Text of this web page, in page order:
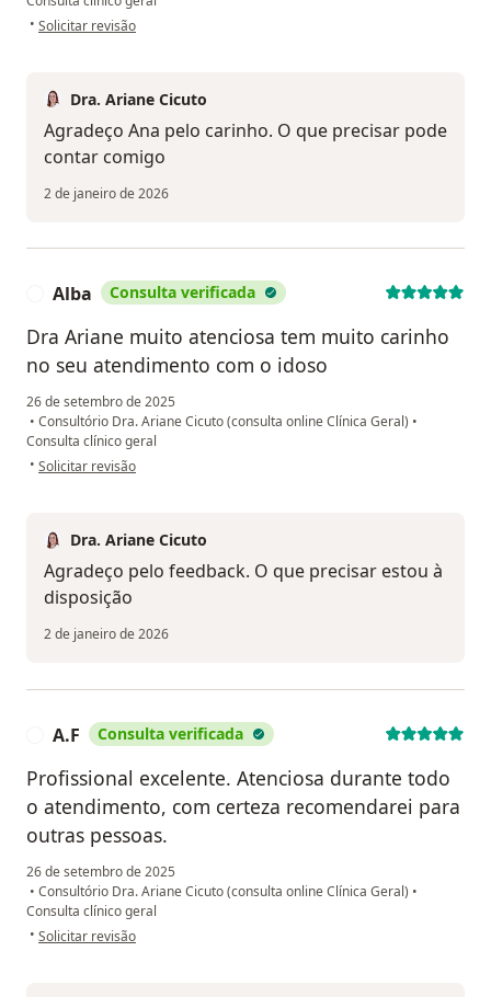
• na opinião do utilizador Ana Maria Dias de Souza Marconi
Solicitar revisão
Dra. Ariane Cicuto
Agradeço Ana pelo carinho. O que precisar pode
contar comigo
2 de janeiro de 2026
Alba Consulta verificada
Dra Ariane muito atenciosa tem muito carinho
no seu atendimento com o idoso
26 de setembro de 2025
• Consultório Dra. Ariane Cicuto (consulta online Clínica Geral) •
Consulta clínico geral
• na opinião do utilizador Alba
Solicitar revisão
Dra. Ariane Cicuto
Agradeço pelo feedback. O que precisar estou à
disposição
2 de janeiro de 2026
A.F Consulta verificada
Profissional excelente. Atenciosa durante todo
o atendimento, com certeza recomendarei para
outras pessoas.
26 de setembro de 2025
• Consultório Dra. Ariane Cicuto (consulta online Clínica Geral) •
Consulta clínico geral
• na opinião do utilizador A.F
Solicitar revisão